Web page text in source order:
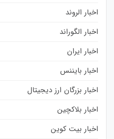
اخبار الروند
اخبار الگوراند
اخبار ایران
اخبار بایننس
اخبار بزرگان ارز دیجیتال
اخبار بلاکچین
اخبار بیت کوین